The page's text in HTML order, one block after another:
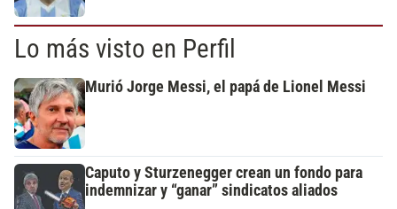
Lo más visto en Perfil
Murió Jorge Messi, el papá de Lionel Messi
Caputo y Sturzenegger crean un fondo para
indemnizar y “ganar” sindicatos aliados